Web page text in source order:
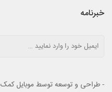
خبرنامه
- طراحی و توسعه توسط موبایل کمک